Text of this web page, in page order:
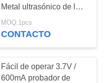
Metal ultrasónico de la
dureza del LCD Uci
MOQ:1pcs
CONTACTO
Fácil de operar 3.7V /
600mA probador de